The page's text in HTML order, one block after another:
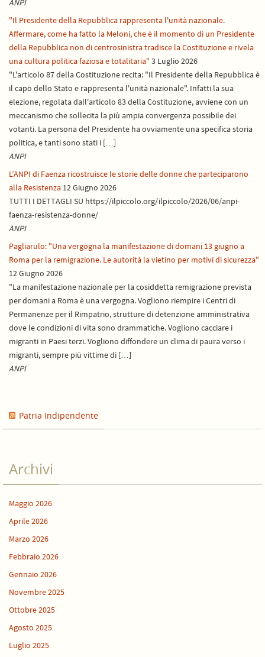
ANPI
"Il Presidente della Repubblica rappresenta l'unità nazionale.
Affermare, come ha fatto la Meloni, che è il momento di un Presidente
della Repubblica non di centrosinistra tradisce la Costituzione e rivela
una cultura politica faziosa e totalitaria" 3 Luglio 2026
"L'articolo 87 della Costituzione recita: "Il Presidente della Repubblica è
il capo dello Stato e rappresenta l'unità nazionale". Infatti la sua
elezione, regolata dall'articolo 83 della Costituzione, avviene con un
meccanismo che sollecita la più ampia convergenza possibile dei
votanti. La persona del Presidente ha ovviamente una specifica storia
politica, e tanti sono stati i […]
ANPI
L’ANPI di Faenza ricostruisce le storie delle donne che parteciparono
alla Resistenza 12 Giugno 2026
TUTTI I DETTAGLI SU https://ilpiccolo.org/ilpiccolo/2026/06/anpi-
faenza-resistenza-donne/
ANPI
Pagliarulo: "Una vergogna la manifestazione di domani 13 giugno a
Roma per la remigrazione. Le autorità la vietino per motivi di sicurezza"
12 Giugno 2026
"La manifestazione nazionale per la cosiddetta remigrazione prevista
per domani a Roma è una vergogna. Vogliono riempire i Centri di
Permanenze per il Rimpatrio, strutture di detenzione amministrativa
dove le condizioni di vita sono drammatiche. Vogliono cacciare i
migranti in Paesi terzi. Vogliono diffondere un clima di paura verso i
migranti, sempre più vittime di […]
ANPI
Patria Indipendente
Archivi
Maggio 2026
Aprile 2026
Marzo 2026
Febbraio 2026
Gennaio 2026
Novembre 2025
Ottobre 2025
Agosto 2025
Luglio 2025